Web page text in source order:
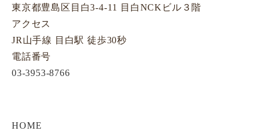
東京都豊島区目白3-4-11 目白NCKビル３階
アクセス
JR山手線 目白駅 徒歩30秒
電話番号
03-3953-8766
HOME